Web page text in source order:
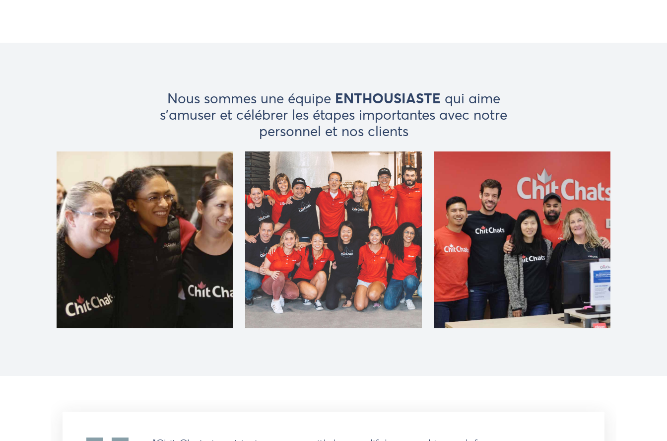
Nous sommes une équipe ENTHOUSIASTE qui aime
s'amuser et célébrer les étapes importantes avec notre
personnel et nos clients